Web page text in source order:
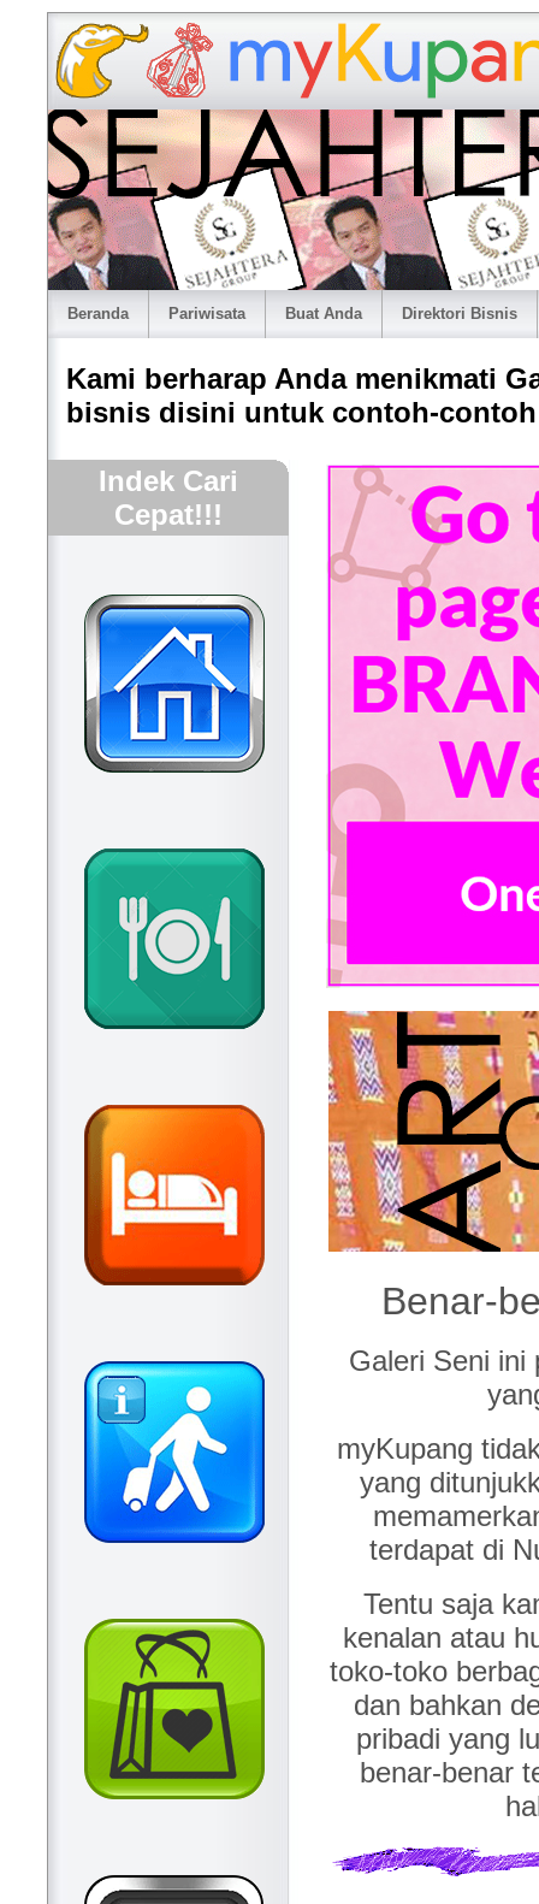
Beranda Pariwisata Buat Anda Direktori Bisnis
Kami berharap Anda menikmati
bisnis disini untuk contoh-
Indek Cari
Cepat!!!
Benar-
Galeri Seni ini
myKupang
yang
terdapat di
Tentu saja
kenalan atau
toko-toko
dan bahkan
pribadi yang
benar-benar